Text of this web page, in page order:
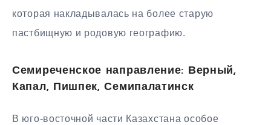
которая накладывалась на более старую
пастбищную и родовую географию.
Семиреченское направление: Верный,
Капал, Пишпек, Семипалатинск
В юго-восточной части Казахстана особое